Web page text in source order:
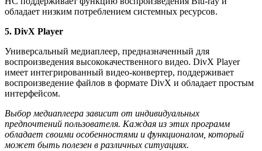
обладает низким потреблением системных ресурсов.
5. DivX Player
Универсальный медиаплеер, предназначенный для
воспроизведения высококачественного видео. DivX Player
имеет интегрированный видео-конвертер, поддерживает
воспроизведение файлов в формате DivX и обладает простым
интерфейсом.
Выбор медиаплеера зависит от индивидуальных
предпочтений пользователя. Каждая из этих программ
обладает своими особенностями и функционалом, который
может быть полезен в различных ситуациях.